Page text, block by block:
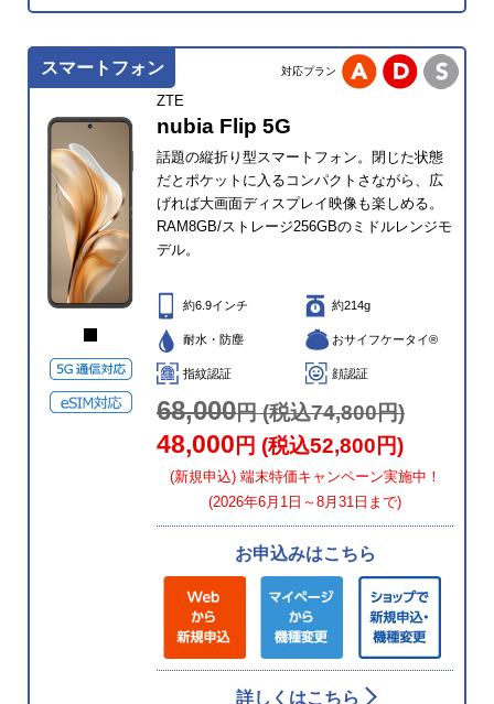
スマートフォン 対応プラン
ZTE
nubia Flip 5G
話題の縦折り型スマートフォン。閉じた状態
だとポケットに入るコンパクトさながら、広
げれば大画面ディスプレイ映像も楽しめる。
RAM8GB/ストレージ256GBのミドルレンジモ
デル。
約6.9インチ 約214g
耐水・防塵 おサイフケータイ®
指紋認証 顔認証
68,000円 (税込74,800円)
48,000 円 (税込52,800円)
(新規申込) 端末特価キャンペーン実施中！
(2026年6月1日～8月31日まで)
お申込みはこちら
詳しくはこちら